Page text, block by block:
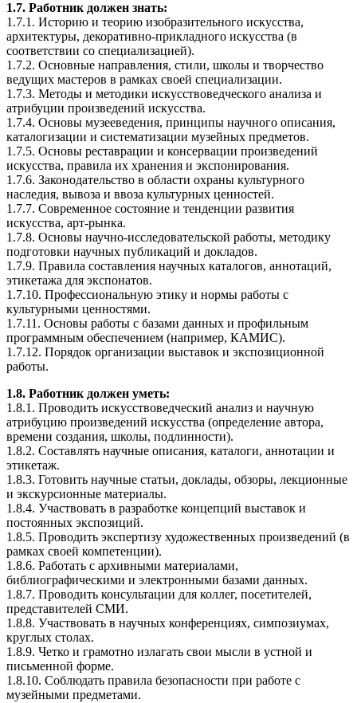
1.7. Работник должен знать:
1.7.1. Историю и теорию изобразительного искусства,
архитектуры, декоративно-прикладного искусства (в
соответствии со специализацией).
1.7.2. Основные направления, стили, школы и творчество
ведущих мастеров в рамках своей специализации.
1.7.3. Методы и методики искусствоведческого анализа и
атрибуции произведений искусства.
1.7.4. Основы музееведения, принципы научного описания,
каталогизации и систематизации музейных предметов.
1.7.5. Основы реставрации и консервации произведений
искусства, правила их хранения и экспонирования.
1.7.6. Законодательство в области охраны культурного
наследия, вывоза и ввоза культурных ценностей.
1.7.7. Современное состояние и тенденции развития
искусства, арт-рынка.
1.7.8. Основы научно-исследовательской работы, методику
подготовки научных публикаций и докладов.
1.7.9. Правила составления научных каталогов, аннотаций,
этикетажа для экспонатов.
1.7.10. Профессиональную этику и нормы работы с
культурными ценностями.
1.7.11. Основы работы с базами данных и профильным
программным обеспечением (например, КАМИС).
1.7.12. Порядок организации выставок и экспозиционной
работы.
1.8. Работник должен уметь:
1.8.1. Проводить искусствоведческий анализ и научную
атрибуцию произведений искусства (определение автора,
времени создания, школы, подлинности).
1.8.2. Составлять научные описания, каталоги, аннотации и
этикетаж.
1.8.3. Готовить научные статьи, доклады, обзоры, лекционные
и экскурсионные материалы.
1.8.4. Участвовать в разработке концепций выставок и
постоянных экспозиций.
1.8.5. Проводить экспертизу художественных произведений (в
рамках своей компетенции).
1.8.6. Работать с архивными материалами,
библиографическими и электронными базами данных.
1.8.7. Проводить консультации для коллег, посетителей,
представителей СМИ.
1.8.8. Участвовать в научных конференциях, симпозиумах,
круглых столах.
1.8.9. Четко и грамотно излагать свои мысли в устной и
письменной форме.
1.8.10. Соблюдать правила безопасности при работе с
музейными предметами.